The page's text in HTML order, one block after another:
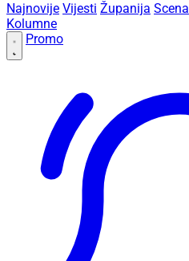
Najnovije Vijesti Županija Scena
Kolumne
Promo